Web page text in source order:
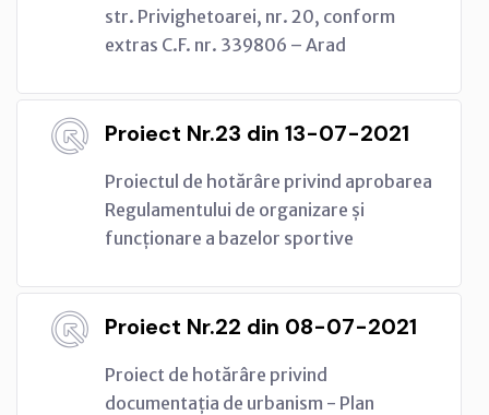
str. Privighetoarei, nr. 20, conform
extras C.F. nr. 339806 – Arad
Proiect Nr.23 din 13-07-2021
Proiectul de hotărâre privind aprobarea
Regulamentului de organizare și
funcționare a bazelor sportive
Proiect Nr.22 din 08-07-2021
Proiect de hotărâre privind
documentația de urbanism - Plan